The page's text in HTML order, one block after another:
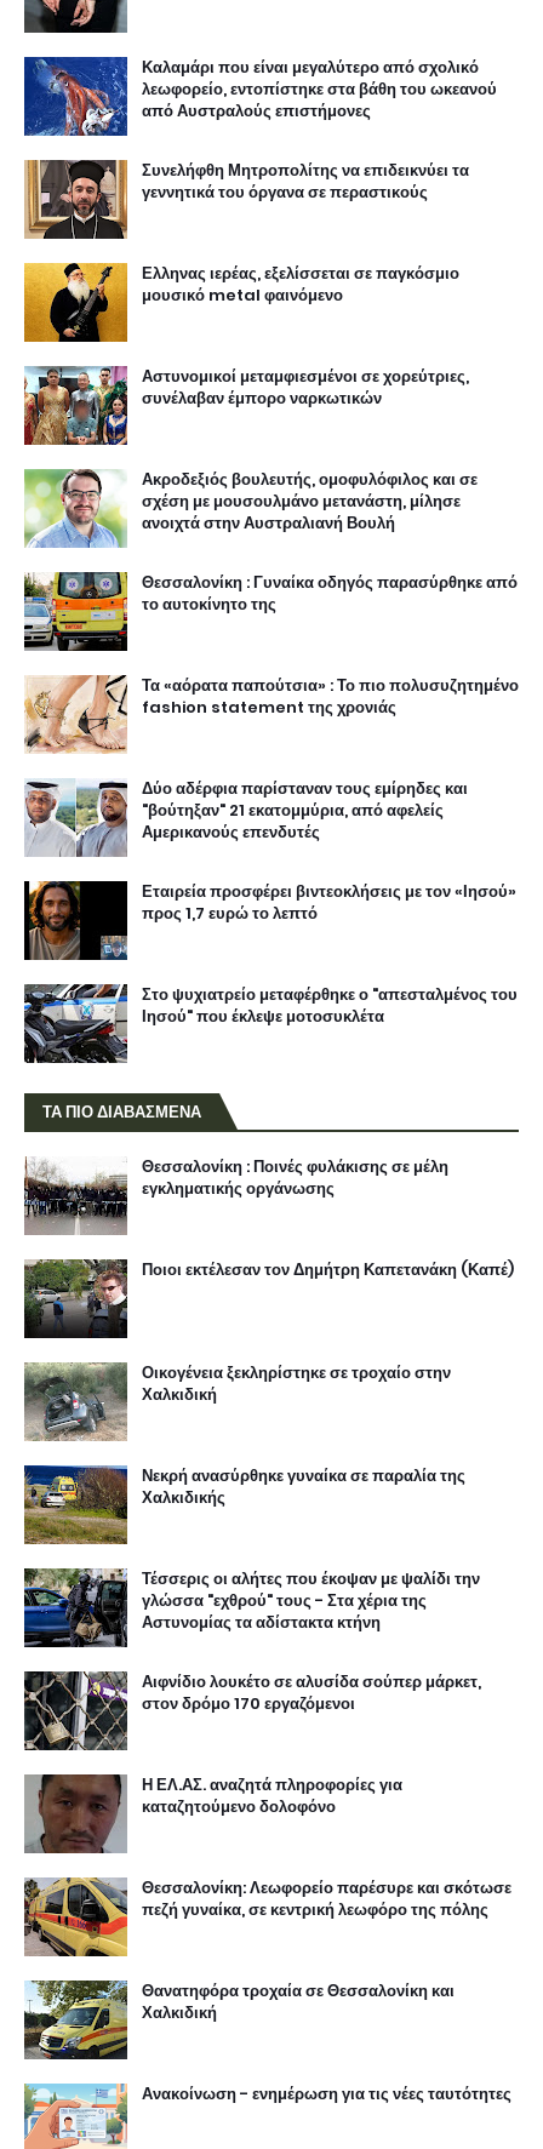
Καλαμάρι που είναι μεγαλύτερο από σχολικό
λεωφορείο, εντοπίστηκε στα βάθη του ωκεανού
από Αυστραλούς επιστήμονες
Συνελήφθη Μητροπολίτης να επιδεικνύει τα
γεννητικά του όργανα σε περαστικούς
Ελληνας ιερέας, εξελίσσεται σε παγκόσμιο
μουσικό metal φαινόμενο
Αστυνομικοί μεταμφιεσμένοι σε χορεύτριες,
συνέλαβαν έμπορο ναρκωτικών
Ακροδεξιός βουλευτής, ομοφυλόφιλος και σε
σχέση με μουσουλμάνο μετανάστη, μίλησε
ανοιχτά στην Αυστραλιανή Βουλή
Θεσσαλονίκη : Γυναίκα οδηγός παρασύρθηκε από
το αυτοκίνητο της
Τα «αόρατα παπούτσια» : Το πιο πολυσυζητημένο
fashion statement της χρονιάς
Δύο αδέρφια παρίσταναν τους εμίρηδες και
"βούτηξαν" 21 εκατομμύρια, από αφελείς
Αμερικανούς επενδυτές
Εταιρεία προσφέρει βιντεοκλήσεις με τον «Ιησού»
προς 1,7 ευρώ το λεπτό
Στο ψυχιατρείο μεταφέρθηκε ο "απεσταλμένος του
Ιησού" που έκλεψε μοτοσυκλέτα
ΤΑ ΠΙΟ ΔΙΑΒΑΣΜΕΝΑ
Θεσσαλονίκη : Ποινές φυλάκισης σε μέλη
εγκληματικής οργάνωσης
Ποιοι εκτέλεσαν τον Δημήτρη Καπετανάκη (Καπέ)
Οικογένεια ξεκληρίστηκε σε τροχαίο στην
Χαλκιδική
Νεκρή ανασύρθηκε γυναίκα σε παραλία της
Χαλκιδικής
Τέσσερις οι αλήτες που έκοψαν με ψαλίδι την
γλώσσα "εχθρού" τους - Στα χέρια της
Αστυνομίας τα αδίστακτα κτήνη
Αιφνίδιο λουκέτο σε αλυσίδα σούπερ μάρκετ,
στον δρόμο 170 εργαζόμενοι
Η ΕΛ.ΑΣ. αναζητά πληροφορίες για
καταζητούμενο δολοφόνο
Θεσσαλονίκη: Λεωφορείο παρέσυρε και σκότωσε
πεζή γυναίκα, σε κεντρική λεωφόρο της πόλης
Θανατηφόρα τροχαία σε Θεσσαλονίκη και
Χαλκιδική
Ανακοίνωση - ενημέρωση για τις νέες ταυτότητες